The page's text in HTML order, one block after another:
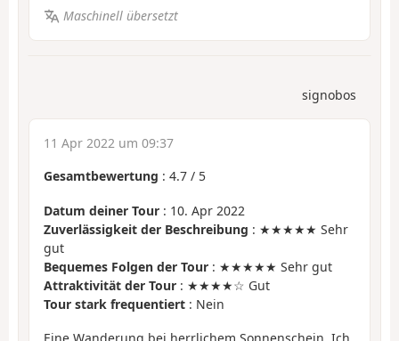
Maschinell übersetzt
signobos
11 Apr 2022 um 09:37
Gesamtbewertung : 4.7 / 5
Datum deiner Tour : 10. Apr 2022
Zuverlässigkeit der Beschreibung : ★★★★★ Sehr
gut
Bequemes Folgen der Tour : ★★★★★ Sehr gut
Attraktivität der Tour : ★★★★☆ Gut
Tour stark frequentiert : Nein